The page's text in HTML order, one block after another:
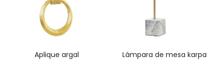
aplique argal
lámpara de mesa karpa